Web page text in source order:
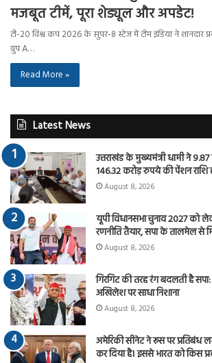
मजबूत टीमें, पूरा शेड्यूल और अपडेट!
टी-20 विश्व कप 2026 के सुपर-8 स्टेज में टीम इंडिया ने शानदार
ग्रुप A…
Read More »
Latest News
उत्तराखंड के मुख्यमंत्री धामी ने
146.32 करोड़ रुपये की पेंशन राशि
August 8, 2026
यूपी विधानसभा चुनाव 2027 को
रणनीति तैयार, सपा के तालमेल से
August 8, 2026
गिरगिट की तरह रंग बदलती है
अखिलेश पर साधा निशाना
August 8, 2026
अमेरिकी सीनेट ने रूस पर प्रतिबंध
कर दिया है। इससे भारत को किस